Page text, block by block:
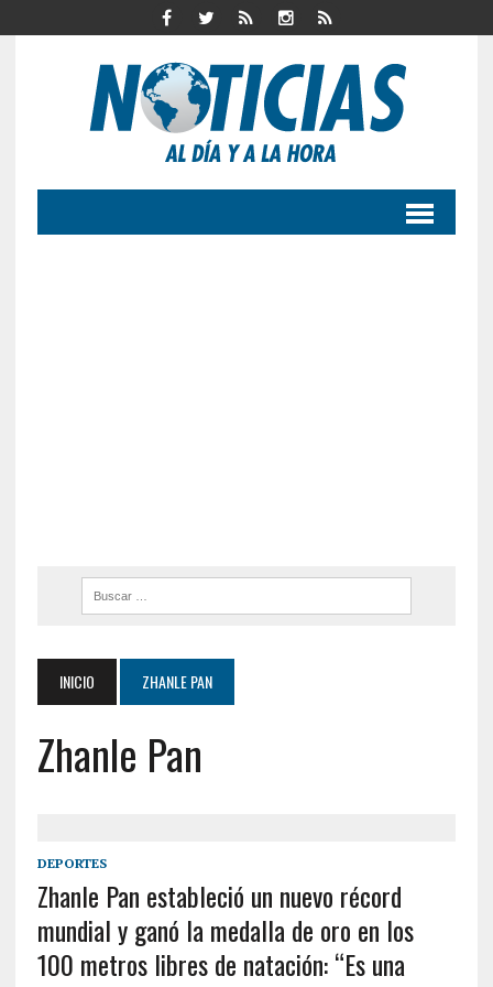
INICIO ZHANLE PAN
Zhanle Pan
DEPORTES
Zhanle Pan estableció un nuevo récord
mundial y ganó la medalla de oro en los
100 metros libres de natación: “Es una